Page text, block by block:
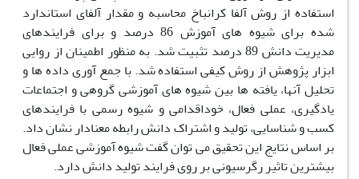
استفاده از روش آلفا کرانباخ محاسبه و مقدار آلفای استاندارد
شده برای شیوه های آموزش 86 درصد و برای فرایندهای
مدیریت دانش 89 درصد تثبیت شد. به منظور اطمینان از روایی
ابزار پژوهش از روش کیفی استفاده شد. با جمع آوری داده ها و
تحلیل آنها، یافته ها بین شیوه های آموزشی گروهی و اجتماعات
یادگیری، عملی فعال، خوداقدامی و شیوه رسمی با فرایندهای
کسب و شناسایی، تولید و اشتراک دانش رابطه معنادار نشان داد.
بر اساس نتایج این تحقیق می توان گفت شیوه آموزشی عملی فعال
بیشترین تاثیر رگرسیونی بر روی فرایند تولید دانش دارد.